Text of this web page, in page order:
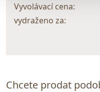
Vyvolávací cena:
vydraženo za:
Chcete prodat